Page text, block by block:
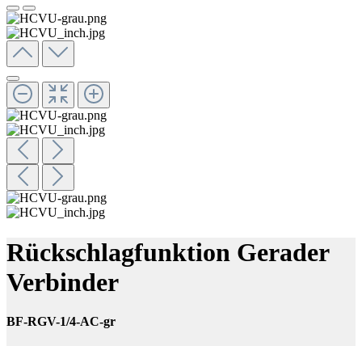
Rückschlagfunktion Gerader
Verbinder
BF-RGV-1/4-AC-gr